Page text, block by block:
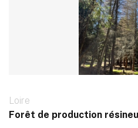
Loire
Forêt de production